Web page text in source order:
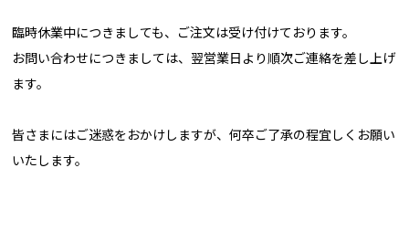
臨時休業中につきましても、ご注文は受け付けております。
お問い合わせにつきましては、翌営業日より順次ご連絡を差し上げ
ます。
皆さまにはご迷惑をおかけしますが、何卒ご了承の程宜しくお願い
いたします。